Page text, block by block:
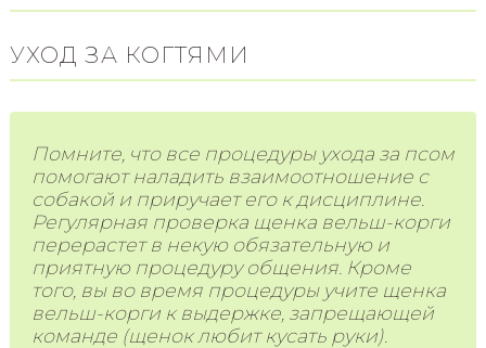
УХОД ЗА КОГТЯМИ
Помните, что все процедуры ухода за псом
помогают наладить взаимоотношение с
собакой и приручает его к дисциплине.
Регулярная проверка щенка вельш-корги
перерастет в некую обязательную и
приятную процедуру общения. Кроме
того, вы во время процедуры учите щенка
вельш-корги к выдержке, запрещающей
команде (щенок любит кусать руки).